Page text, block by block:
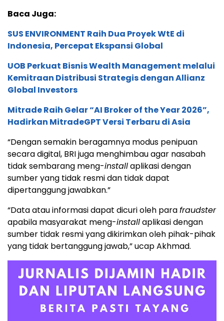
Baca Juga:
SUS ENVIRONMENT Raih Dua Proyek WtE di
Indonesia, Percepat Ekspansi Global
UOB Perkuat Bisnis Wealth Management melalui
Kemitraan Distribusi Strategis dengan Allianz
Global Investors
Mitrade Raih Gelar “AI Broker of the Year 2026”,
Hadirkan MitradeGPT Versi Terbaru di Asia
“Dengan semakin beragamnya modus penipuan
secara digital, BRI juga menghimbau agar nasabah
tidak sembarang meng-installaplikasi dengan
sumber yang tidak resmi dan tidak dapat
dipertanggung jawabkan.”
“Data atau informasi dapat dicuri oleh parafraudster
apabila masyarakat meng-installaplikasi dengan
sumber tidak resmi yang dikirimkan oleh pihak-pihak
yang tidak bertanggung jawab,” ucap Akhmad.